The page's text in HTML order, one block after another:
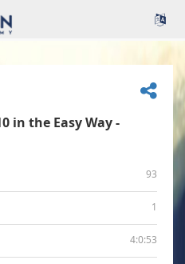
in the Easy Way -
93
1
4:0:53